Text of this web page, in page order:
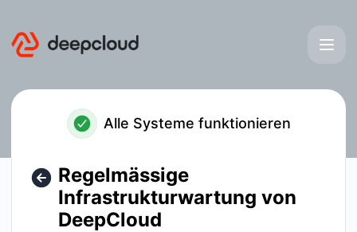
Alle Systeme funktionieren
Regelmässige
Infrastrukturwartung von
DeepCloud